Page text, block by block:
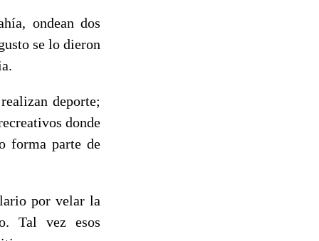
ondean dos
se lo dieron
deporte;
donde
forma parte de
por velar la
Tal vez esos